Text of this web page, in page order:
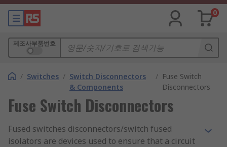
0
제조사부품번호
/ Switches / Switch Disconnectors
& Components
/ Fuse Switch
Disconnectors
Fuse Switch Disconnectors
Fused switches disconnectors/switch fused
isolators are devices used to ensure that a circuit